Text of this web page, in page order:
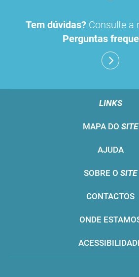
Tem dúvidas? Consulte a
Perguntas
LINKS
MAPA DO SITE
AJUDA
SOBRE O SITE
CONTACTOS
ONDE